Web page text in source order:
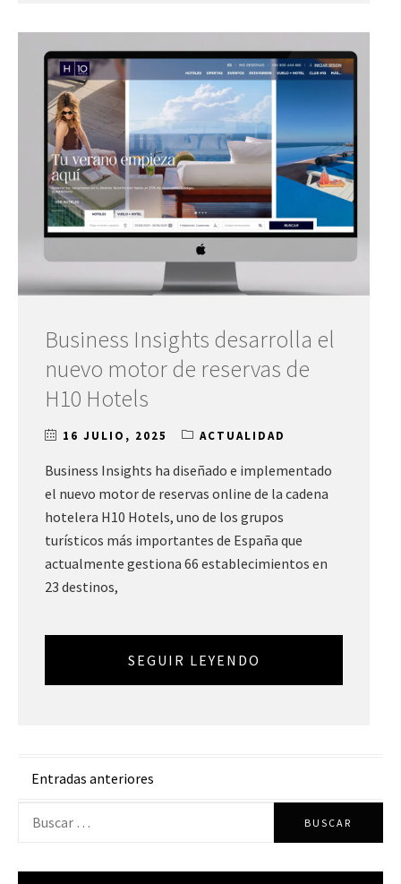
Business Insights desarrolla el
nuevo motor de reservas de
H10 Hotels
16 JULIO, 2025 ACTUALIDAD
Business Insights ha diseñado e implementado
el nuevo motor de reservas online de la cadena
hotelera H10 Hotels, uno de los grupos
turísticos más importantes de España que
actualmente gestiona 66 establecimientos en
23 destinos,
SEGUIR LEYENDO
Navegación
de
Entradas anteriores